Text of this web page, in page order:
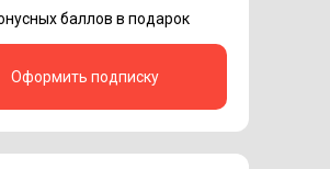
баллов в подарок
Оформить подписку